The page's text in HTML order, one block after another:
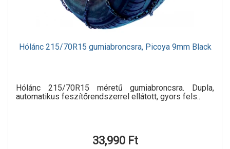
Hólánc 215/70R15 gumiabroncsra, Picoya 9mm Black
Hólánc 215/70R15 méretű gumiabroncsra. Dupla,
automatikus feszítőrendszerrel ellátott, gyors fels..
33,990 Ft